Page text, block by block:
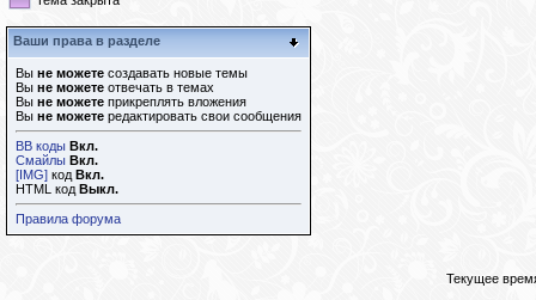
Ваши права в разделе
Вы не можете создавать новые темы
Вы не можете отвечать в темах
Вы не можете прикреплять вложения
Вы не можете редактировать свои сообщения
BB коды Вкл.
Смайлы Вкл.
[IMG] код Вкл.
HTML код Выкл.
Правила форума
Текущее